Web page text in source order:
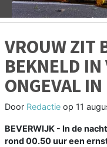
VROUW ZIT
BEKNELD
ONGEVAL
Door Redactie op 11
BEVERWIJK - In de
rond 00.50 uur een